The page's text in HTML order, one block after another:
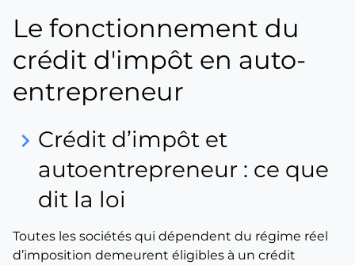
Le fonctionnement du
crédit d'impôt en auto-
entrepreneur
keyboard_arrow_right Crédit d’impôt et
autoentrepreneur : ce que
dit la loi
Toutes les sociétés qui dépendent du régime réel
d’imposition demeurent éligibles à un crédit